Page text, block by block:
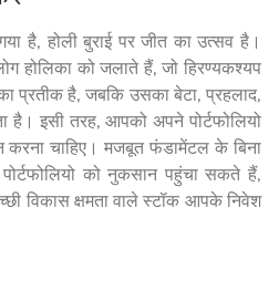
है, होली बुराई पर जीत का उत्सव है।
होलिका को जलाते हैं, जो हिरण्यकश्यप
प्रतीक है, जबकि उसका बेटा, प्रहलाद,
है। इसी तरह, आपको अपने पोर्टफोलियो
करना चाहिए। मजबूत फंडामेंटल के बिना
को नुकसान पहुंचा सकते हैं,
विकास क्षमता वाले स्टॉक आपके निवेश